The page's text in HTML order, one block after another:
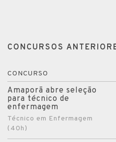
CONCURSOS
CONCURSO
Amaporã abre seleção
para técnico de
enfermagem
Técnico em Enfermagem
(40h)